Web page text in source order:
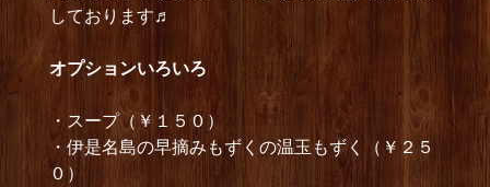
しております♬
オプションいろいろ
・スープ（￥１５０）
・伊是名島の早摘みもずくの温玉もずく（￥２５
０）